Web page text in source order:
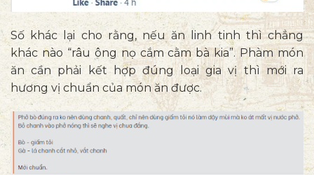
Số khác lại cho rằng, nếu ăn linh tinh thì chẳng
khác nào “râu ông nọ cắm cằm bà kia”. Phàm món
ăn cần phải kết hợp đúng loại gia vị thì mới ra
hương vị chuẩn của món ăn được.